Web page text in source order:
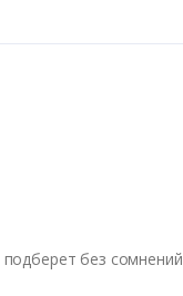
подберет без сомнений